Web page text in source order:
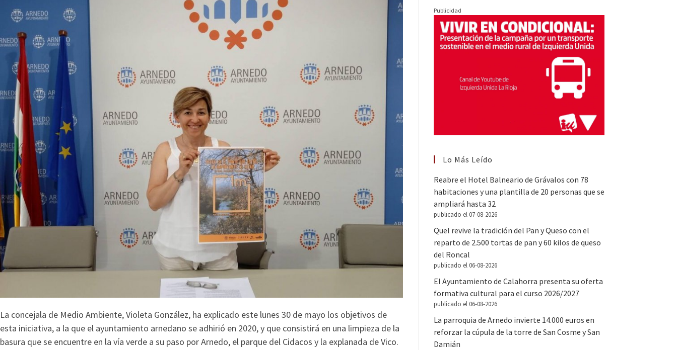
La concejala de Medio Ambiente, Violeta González, ha explicado este lunes 30 de mayo los objetivos de
esta iniciativa, a la que el ayuntamiento arnedano se adhirió en 2020, y que consistirá en una limpieza de la
basura que se encuentre en la vía verde a su paso por Arnedo, el parque del Cidacos y la explanada de Vico.
Publicidad
Lo Más Leído
Reabre el Hotel Balneario de Grávalos con 78
habitaciones y una plantilla de 20 personas que se
ampliará hasta 32
publicado el 07-08-2026
Quel revive la tradición del Pan y Queso con el
reparto de 2.500 tortas de pan y 60 kilos de queso
del Roncal
publicado el 06-08-2026
El Ayuntamiento de Calahorra presenta su oferta
formativa cultural para el curso 2026/2027
publicado el 06-08-2026
La parroquia de Arnedo invierte 14.000 euros en
reforzar la cúpula de la torre de San Cosme y San
Damián